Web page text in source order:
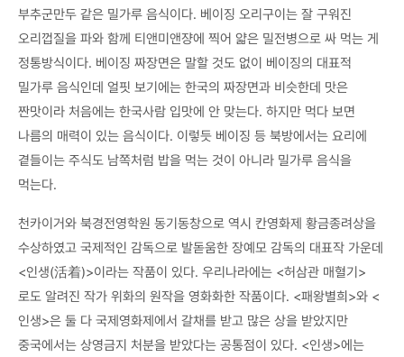
부추군만두 같은 밀가루 음식이다. 베이징 오리구이는 잘 구워진
오리껍질을 파와 함께 티앤미앤쟝에 찍어 얇은 밀전병으로 싸 먹는 게
정통방식이다. 베이징 짜장면은 말할 것도 없이 베이징의 대표적
밀가루 음식인데 얼핏 보기에는 한국의 짜장면과 비슷한데 맛은
짠맛이라 처음에는 한국사람 입맛에 안 맞는다. 하지만 먹다 보면
나름의 매력이 있는 음식이다. 이렇듯 베이징 등 북방에서는 요리에
곁들이는 주식도 남쪽처럼 밥을 먹는 것이 아니라 밀가루 음식을
먹는다.
천카이거와 북경전영학원 동기동창으로 역시 칸영화제 황금종려상을
수상하였고 국제적인 감독으로 발돋움한 장예모 감독의 대표작 가운데
<인생(活着)>이라는 작품이 있다. 우리나라에는 <허삼관 매혈기>
로도 알려진 작가 위화의 원작을 영화화한 작품이다. <패왕별희>와 <
인생>은 둘 다 국제영화제에서 갈채를 받고 많은 상을 받았지만
중국에서는 상영금지 처분을 받았다는 공통점이 있다. <인생>에는